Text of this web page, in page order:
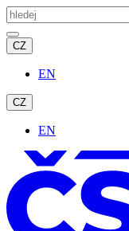
CZ
EN
CZ
EN